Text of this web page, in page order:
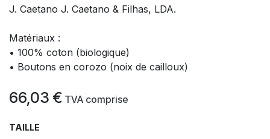
J. Caetano J. Caetano & Filhas, LDA.
Matériaux :
• 100% coton (biologique)
• Boutons en corozo (noix de cailloux)
66,03 € TVA comprise
TAILLE